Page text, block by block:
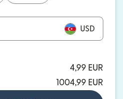
USD
4,99 EUR
1004,99 EUR